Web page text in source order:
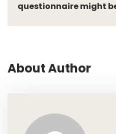
questionnaire might
About Author